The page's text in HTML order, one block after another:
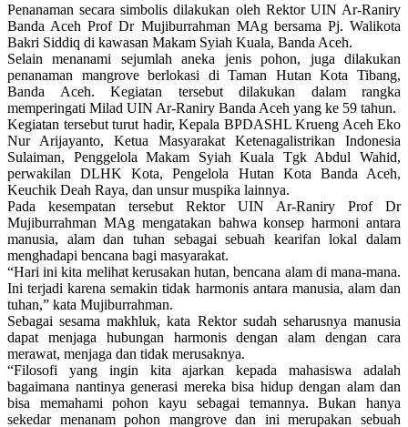
Penanaman secara simbolis dilakukan oleh Rektor UIN Ar-Raniry
Banda Aceh Prof Dr Mujiburrahman MAg bersama Pj. Walikota
Bakri Siddiq di kawasan Makam Syiah Kuala, Banda Aceh.
Selain menanami sejumlah aneka jenis pohon, juga dilakukan
penanaman mangrove berlokasi di Taman Hutan Kota Tibang,
Banda Aceh. Kegiatan tersebut dilakukan dalam rangka
memperingati Milad UIN Ar-Raniry Banda Aceh yang ke 59 tahun.
Kegiatan tersebut turut hadir, Kepala BPDASHL Krueng Aceh Eko
Nur Arijayanto, Ketua Masyarakat Ketenagalistrikan Indonesia
Sulaiman, Penggelola Makam Syiah Kuala Tgk Abdul Wahid,
perwakilan DLHK Kota, Pengelola Hutan Kota Banda Aceh,
Keuchik Deah Raya, dan unsur muspika lainnya.
Pada kesempatan tersebut Rektor UIN Ar-Raniry Prof Dr
Mujiburrahman MAg mengatakan bahwa konsep harmoni antara
manusia, alam dan tuhan sebagai sebuah kearifan lokal dalam
menghadapi bencana bagi masyarakat.
“Hari ini kita melihat kerusakan hutan, bencana alam di mana-mana.
Ini terjadi karena semakin tidak harmonis antara manusia, alam dan
tuhan,” kata Mujiburrahman.
Sebagai sesama makhluk, kata Rektor sudah seharusnya manusia
dapat menjaga hubungan harmonis dengan alam dengan cara
merawat, menjaga dan tidak merusaknya.
“Filosofi yang ingin kita ajarkan kepada mahasiswa adalah
bagaimana nantinya generasi mereka bisa hidup dengan alam dan
bisa memahami pohon kayu sebagai temannya. Bukan hanya
sekedar menanam pohon mangrove dan ini merupakan sebuah